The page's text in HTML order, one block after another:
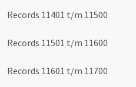
Records 11401 t/m 11500
Records 11501 t/m 11600
Records 11601 t/m 11700